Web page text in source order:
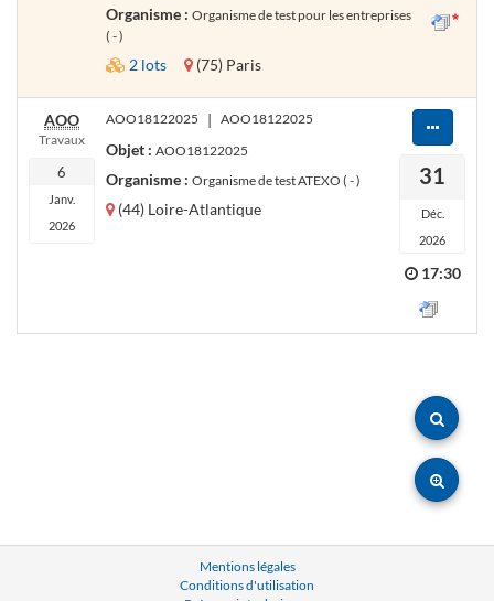
Organisme : Organisme de test pour les entreprises
( - )
2 lots (75) Paris
AOO
Travaux
6
Janv.
2026
AOO18122025 | AOO18122025
Objet : AOO18122025
Organisme : Organisme de test ATEXO ( - )
(44) Loire-Atlantique
31
Déc.
2026
17:30
Mentions légales
Conditions d'utilisation